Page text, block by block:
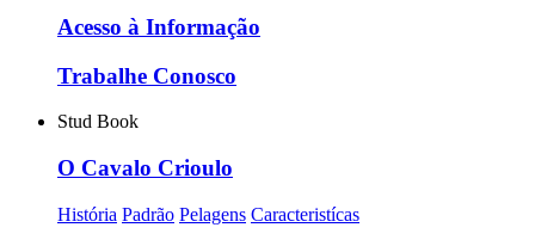
Acesso à Informação
Trabalhe Conosco
Stud Book
O Cavalo Crioulo
História Padrão Pelagens Caracteristícas